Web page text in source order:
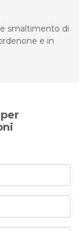
smaltimento di
e in